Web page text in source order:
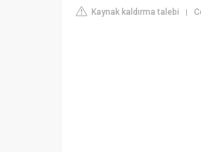
Kaynak kaldırma talebi